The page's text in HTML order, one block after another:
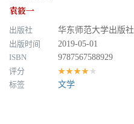
袁筱一
出版社
华东师范大学出版社
出版时间
2019-05-01
ISBN
9787567588929
评分
★★★★★
标签 文学